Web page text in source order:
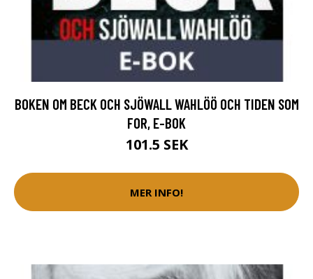
BOKEN OM BECK OCH SJÖWALL WAHLÖÖ OCH TIDEN SOM
FOR, E-BOK
101.5 SEK
MER INFO!